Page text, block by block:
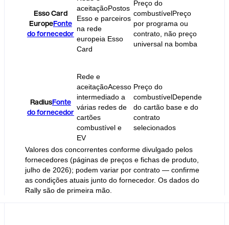
Esso Card
EuropeFonte
do fornecedor
aceitaçãoPostos
Esso e parceiros
na rede
europeia Esso
Card
Preço do
combustívelPreço
por programa ou
contrato, não preço
universal na bomba
RadiusFonte
do fornecedor
Rede e
aceitaçãoAcesso
intermediado a
várias redes de
cartões
combustível e
EV
Preço do
combustívelDepende
do cartão base e do
contrato
selecionados
Valores dos concorrentes conforme divulgado pelos
fornecedores (páginas de preços e fichas de produto,
julho de 2026); podem variar por contrato — confirme
as condições atuais junto do fornecedor. Os dados do
Rally são de primeira mão.